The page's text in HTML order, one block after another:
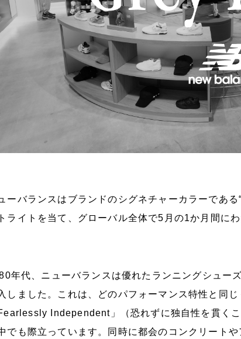
ーバランスはブランドのシグネチャーカラーであ
ライトを当て、グローバル全体で5月の1か月間に
年代、ニューバランスは優れたランニングシュー
しました。これは、どのパフォーマンス特性と同
Independent」（恐れずに独自性を貫くこ
でも際立っています。同時に都会のコンクリート